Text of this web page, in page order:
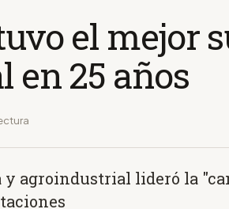
el mejor
en 25 años
y agroindustrial lideró la